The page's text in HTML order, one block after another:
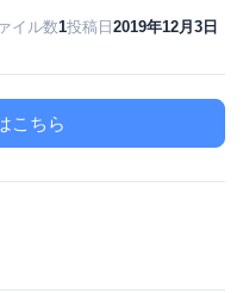
イル数1投稿日2019年12月3日
こちら